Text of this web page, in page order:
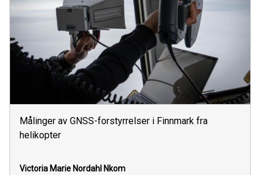
Målinger av GNSS-forstyrrelser i Finnmark fra
helikopter
Victoria Marie Nordahl Nkom